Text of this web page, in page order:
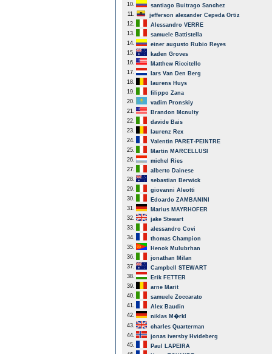
10.
santiago Buitrago Sanchez
11.
jefferson alexander Cepeda Ortiz
12.
Alessandro VERRE
13.
samuele Battistella
14.
einer augusto Rubio Reyes
15.
kaden Groves
16.
Matthew Riccitello
17.
lars Van Den Berg
18.
laurens Huys
19.
filippo Zana
20.
vadim Pronskiy
21.
Brandon Mcnulty
22.
davide Bais
23.
laurenz Rex
24.
Valentin PARET-PEINTRE
25.
Martin MARCELLUSI
26.
michel Ries
27.
alberto Dainese
28.
sebastian Berwick
29.
giovanni Aleotti
30.
Edoardo ZAMBANINI
31.
Marius MAYRHOFER
32.
jake Stewart
33.
alessandro Covi
34.
thomas Champion
35.
Henok Mulubrhan
36.
jonathan Milan
37.
Campbell STEWART
38.
Erik FETTER
39.
arne Marit
40.
samuele Zoccarato
41.
Alex Baudin
42.
niklas M�rkl
43.
charles Quarterman
44.
jonas iversby Hvideberg
45.
Paul LAPEIRA